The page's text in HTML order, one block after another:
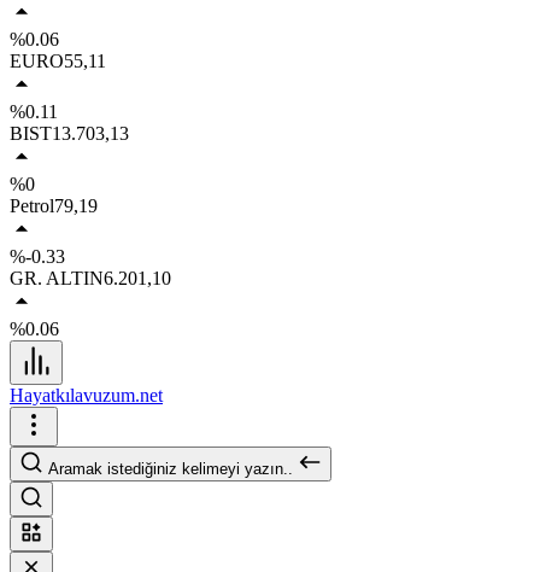
%0.06
EURO55,11
%0.11
BIST13.703,13
%0
Petrol79,19
%-0.33
GR. ALTIN6.201,10
%0.06
Hayatkılavuzum.net
Aramak istediğiniz kelimeyi yazın..